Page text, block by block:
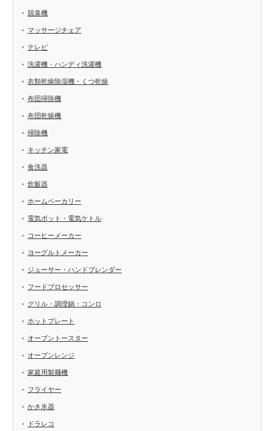
脱臭機
マッサージチェア
テレビ
洗濯機・ハンディ洗濯機
衣類乾燥除湿機・くつ乾燥
布団掃除機
布団乾燥機
掃除機
キッチン家電
食洗器
炊飯器
ホームベーカリー
電気ポット・電気ケトル
コーヒーメーカー
ヨーグルトメーカー
ジューサー・ハンドブレンダー
フードプロセッサー
グリル・調理鍋・コンロ
ホットプレート
オーブントースター
オーブンレンジ
家庭用製麺機
フライヤー
かき氷器
ドラレコ